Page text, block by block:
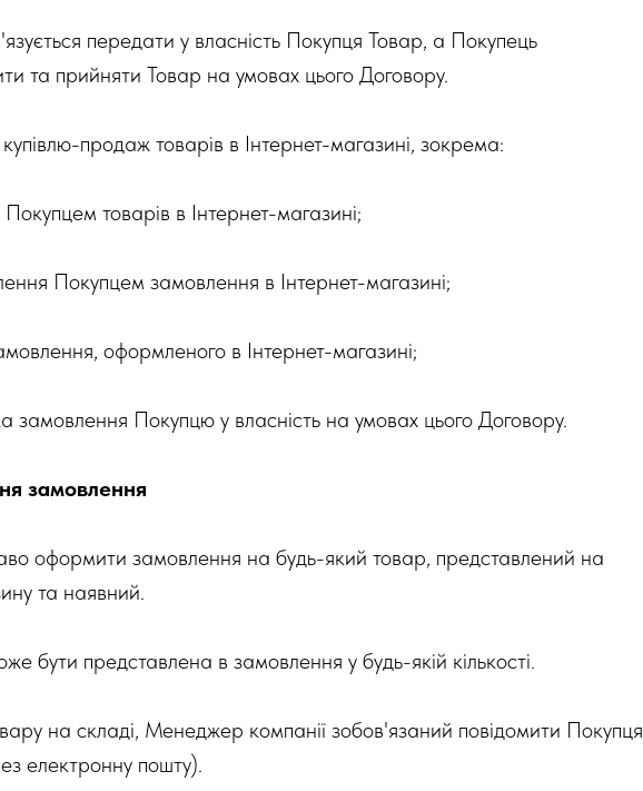
передати у власність Покупця Товар, а Покупець
та прийняти Товар на умовах цього Договору.
продаж товарів в Інтернет-магазині, зокрема:
товарів в Інтернет-магазині;
Покупцем замовлення в Інтернет-магазині;
оформленого в Інтернет-магазині;
замовлення Покупцю у власність на умовах цього Договору.
замовлення
оформити замовлення на будь-який товар, представлений на
та наявний.
бути представлена в замовлення у будь-якій кількості.
на складі, Менеджер компанії зобов'язаний повідомити Покупця
електронну пошту).